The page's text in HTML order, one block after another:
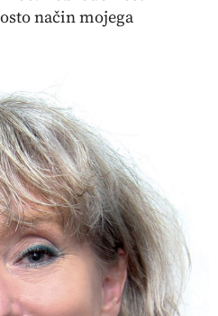
način mojega